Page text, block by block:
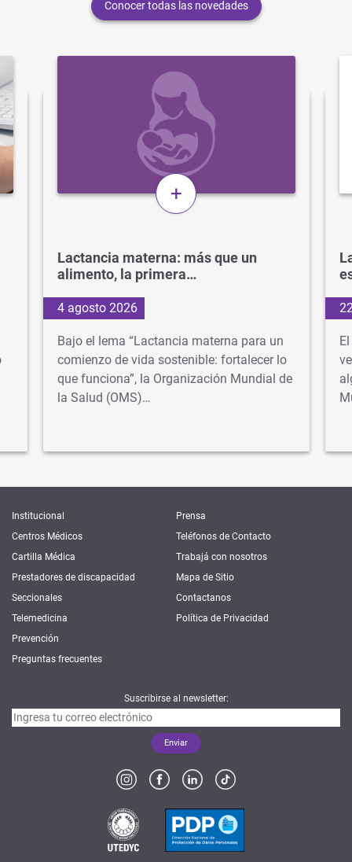
Conocer todas las novedades
+
Lactancia materna: más que un
alimento, la primera…
4 agosto 2026
Bajo el lema “Lactancia materna para un
comienzo de vida sostenible: fortalecer lo
que funciona”, la Organización Mundial de
la Salud (OMS)…
Institucional
Centros Médicos
Cartilla Médica
Prestadores de discapacidad
Seccionales
Telemedicina
Prevención
Preguntas frecuentes
Prensa
Teléfonos de Contacto
Trabajá con nosotros
Mapa de Sitio
Contactanos
Política de Privacidad
Suscribirse al newsletter: